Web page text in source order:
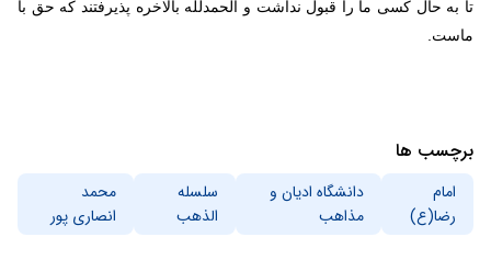
تا به حال کسی ما را قبول نداشت و الحمدلله بالاخره پذیرفتند که حق با
ماست.
برچسب ها
امام
رضا(ع)
دانشگاه ادیان و
مذاهب
سلسله
الذهب
محمد
انصاری پور